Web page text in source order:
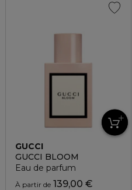
GUCCI
GUCCI BLOOM
Eau de parfum
À partir de 139,00 €